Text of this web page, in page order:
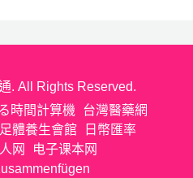
. All Rights Reserved.
時間計算機
台灣醫藥網
體養生會館
日幣匯率
网
电子课本网